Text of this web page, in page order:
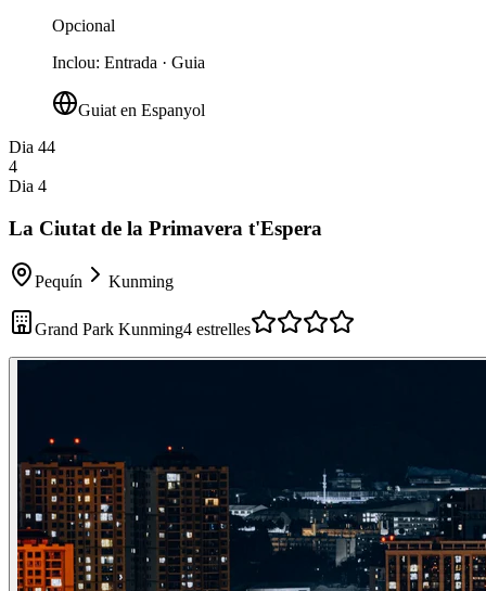
Opcional
Inclou: Entrada · Guia
Guiat en Espanyol
Dia 44
4
Dia 4
La Ciutat de la Primavera t'Espera
Pequín Kunming
Grand Park Kunming4 estrelles